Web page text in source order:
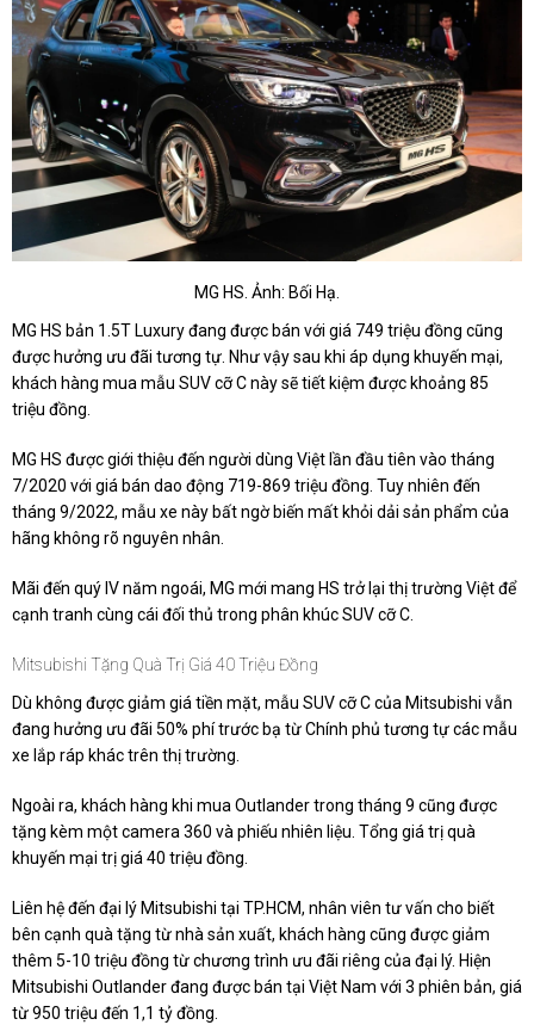
MG HS. Ảnh: Bối Hạ.
MG HS bản 1.5T Luxury đang được bán với giá 749 triệu đồng cũng
được hưởng ưu đãi tương tự. Như vậy sau khi áp dụng khuyến mại,
khách hàng mua mẫu SUV cỡ C này sẽ tiết kiệm được khoảng 85
triệu đồng.
MG HS được giới thiệu đến người dùng Việt lần đầu tiên vào tháng
7/2020 với giá bán dao động 719-869 triệu đồng. Tuy nhiên đến
tháng 9/2022, mẫu xe này bất ngờ biến mất khỏi dải sản phẩm của
hãng không rõ nguyên nhân.
Mãi đến quý IV năm ngoái, MG mới mang HS trở lại thị trường Việt để
cạnh tranh cùng cái đối thủ trong phân khúc SUV cỡ C.
Mitsubishi Tặng Quà Trị Giá 40 Triệu Đồng
Dù không được giảm giá tiền mặt, mẫu SUV cỡ C của Mitsubishi vẫn
đang hưởng ưu đãi 50% phí trước bạ từ Chính phủ tương tự các mẫu
xe lắp ráp khác trên thị trường.
Ngoài ra, khách hàng khi mua Outlander trong tháng 9 cũng được
tặng kèm một camera 360 và phiếu nhiên liệu. Tổng giá trị quà
khuyến mại trị giá 40 triệu đồng.
Liên hệ đến đại lý Mitsubishi tại TP.HCM, nhân viên tư vấn cho biết
bên cạnh quà tặng từ nhà sản xuất, khách hàng cũng được giảm
thêm 5-10 triệu đồng từ chương trình ưu đãi riêng của đại lý. Hiện
Mitsubishi Outlander đang được bán tại Việt Nam với 3 phiên bản, giá
từ 950 triệu đến 1,1 tỷ đồng